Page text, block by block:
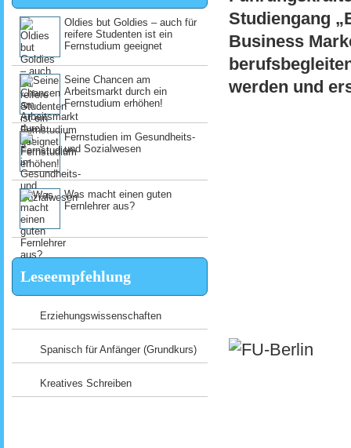
Studiengang
Business
werden und
Oldies but Goldies – auch für
reifere Studenten ist ein
Fernstudium geeignet
Seine Chancen am
Arbeitsmarkt durch ein
Fernstudium erhöhen!
Fernstudien im Gesundheits-
und Sozialwesen
Was macht einen guten
Fernlehrer aus?
Leseempfehlung
Erziehungswissenschaften
Spanisch für Anfänger (Grundkurs)
Kreatives Schreiben